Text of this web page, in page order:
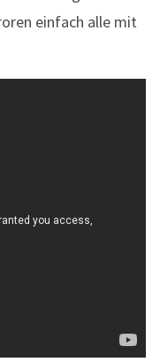
einfach alle mit